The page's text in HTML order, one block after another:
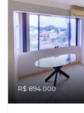
R$ 894.000